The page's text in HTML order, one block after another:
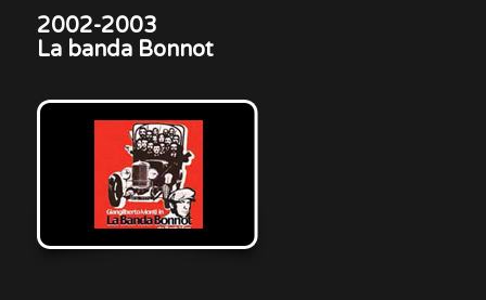
2002-2003
La banda Bonnot